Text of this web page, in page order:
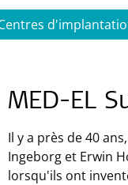
MED-EL
Il y a près de 40
Ingeborg et Erwin
lorsqu'ils ont